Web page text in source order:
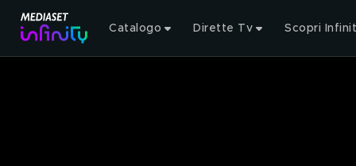
Catalogo Dirette Tv Scopri